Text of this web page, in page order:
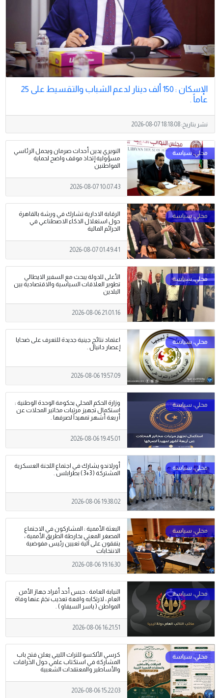
الإسكان : 150 ألف دينار لدعم الشباب والتقسيط على 25
عاماً .
نشر بتاريخ:2026-08-07 18:18:08
النويري يدين أحداث صرمان ويحمل الرئاسي
مسؤولية إتخاذ موقف واضح لحماية
المواطنين
2026-08-07 10:07:43
الرقابة الادارية تشارك في ورشة بالقاهرة
حول استغلال الذكاء الاصطناعي في
الجرائم المالية
2026-08-07 01:49:41
الأعلى للدولة يبحث مع السفير الايطالي
تطوير العلاقات السياسية والاقتصادية بين
البلدين
2026-08-06 21:01:16
اعتماد نتائج جينية جديدة للتعرف على ضحايا
إعصار دانيال .
2026-08-06 19:57:09
وزارة الحكم المحلي بحكومة الوحدة الوطنية :
استكمال تجهيز مرتبات مخاتير المحلات عن
أربعة أشهر تمهيداً لصرفها .
2026-08-06 19:45:01
أورلاندو يشارك في اجتماع اللجنة العسكرية
المشتركة ( 3+3 ) بطرابلس .
2026-08-06 19:38:02
البعثة الأممية : المشاركون في الاجتماع
المصغر المعني بخارطة الطريق الأممية ،
يتفقون على آلية تعيين رئيس مفوضية
الانتخابات
2026-08-06 19:16:30
النيابة العامة : حبس أحد أفراد جهاز الأمن
العام ، لارتكابه واقعة تعذيب نجَمَ عنها وفاة
المواطن ( ياسر السيفاو ) .
2026-08-06 16:21:51
كرسي الألكسو للتراث الليبي يعلن فتح باب
المشاركة في استكتاب علمي حول الخرافات
والأساطير والمعتقدات الشعبية
2026-08-06 15:22:03